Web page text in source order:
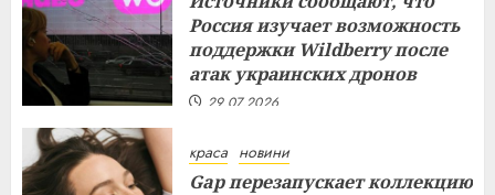
Россия изучает возможность
поддержки Wildberry после
атак украинских дронов
29.07.2026
краса новини
Gap перезапускает коллекцию